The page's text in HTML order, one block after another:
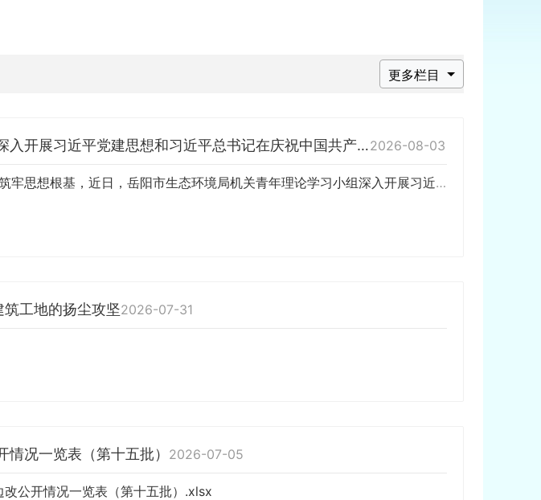
更多栏目
市生态环境局机关青年理论小组深入开展习近平党建思想和习近平总书记在庆祝中国共产党成立105周年大会上的重要讲话 精神专题学习研讨活动2026-08-03
为持续加强青年干部理论武装，筑牢思想根基，近日，岳阳市生态环境局机关青年理论学习小组深入开展习近平党建思想和习近平总书记在庆祝中国共产党成立105周年大会上的重要讲话精神专题学习研讨活动。 活动现场 会议组织学习了习近平党建思想的核心要义，全文研读《习近平总书记在庆祝中国…
工地的扬尘攻坚2026-07-31
况一览表（第十五批） 2026-07-05
公开情况一览表（第十五批）.xlsx